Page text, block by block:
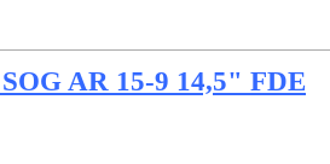
AR 15-9 14,5" FDE